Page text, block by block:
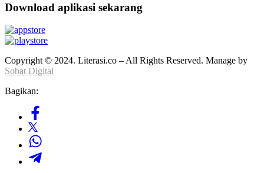
Download aplikasi sekarang
Copyright © 2024. Literasi.co – All Rights Reserved. Manage by
Sobat Digital
Bagikan: